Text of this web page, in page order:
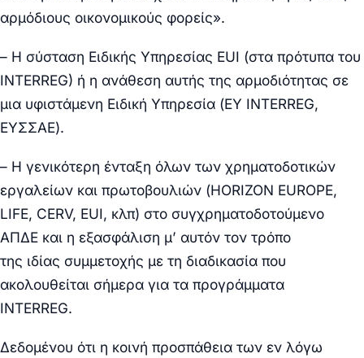
αρμόδιους οικονομικούς φορείς».
– Η σύσταση Ειδικής Υπηρεσίας EUI (στα πρότυπα του
INTERREG) ή η ανάθεση αυτής της αρμοδιότητας σε
μια υφιστάμενη Ειδική Υπηρεσία (ΕΥ INTERREG,
ΕΥΣΣΑΕ).
– Η γενικότερη ένταξη όλων των χρηματοδοτικών
εργαλείων και πρωτοβουλιών (HORIZON EUROPE,
LIFE, CERV, EUI, κλπ) στο συγχρηματοδοτούμενο
ΑΠΔΕ και η εξασφάλιση μ’ αυτόν τον τρόπο
της ιδίας συμμετοχής με τη διαδικασία που
ακολουθείται σήμερα για τα προγράμματα
INTERREG.
Δεδομένου ότι η κοινή προσπάθεια των εν λόγω